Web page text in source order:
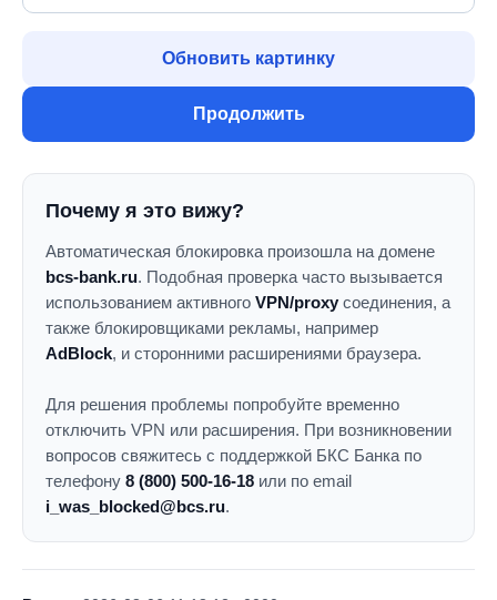
Обновить картинку
Продолжить
Почему я это вижу?
Автоматическая блокировка произошла на домене
bcs-bank.ru. Подобная проверка часто вызывается
использованием активного VPN/proxy соединения, а
также блокировщиками рекламы, например
AdBlock, и сторонними расширениями браузера.
Для решения проблемы попробуйте временно
отключить VPN или расширения. При возникновении
вопросов свяжитесь с поддержкой БКС Банка по
телефону 8 (800) 500-16-18 или по email
i_was_blocked@bcs.ru.